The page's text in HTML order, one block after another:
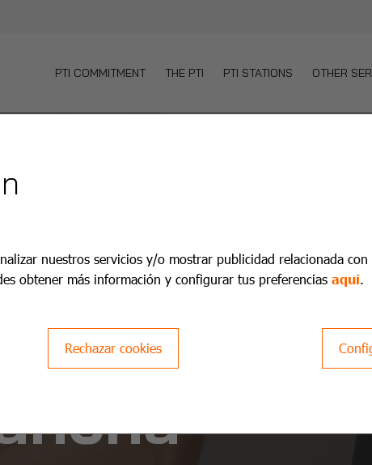
PTI COMMITMENT THE PTI PTI STATIONS OTHER
nuestros servicios y/o mostrar publicidad relacionada
obtener más información y configurar tus preferencias aquí.
Rechazar cookies